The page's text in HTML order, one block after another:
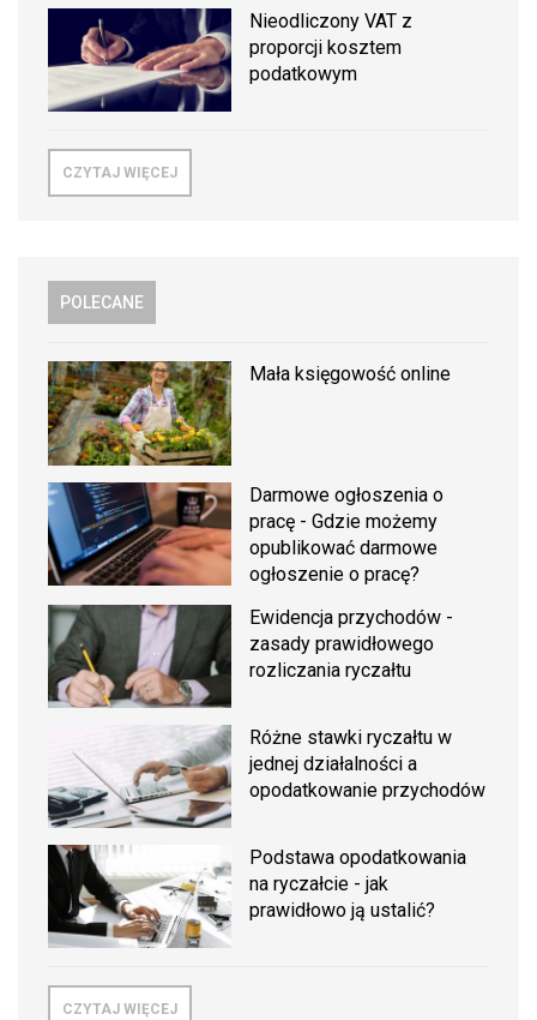
Nieodliczony VAT z
proporcji kosztem
podatkowym
CZYTAJ WIĘCEJ
POLECANE
Mała księgowość online
Darmowe ogłoszenia o
pracę - Gdzie możemy
opublikować darmowe
ogłoszenie o pracę?
Ewidencja przychodów -
zasady prawidłowego
rozliczania ryczałtu
Różne stawki ryczałtu w
jednej działalności a
opodatkowanie przychodów
Podstawa opodatkowania
na ryczałcie - jak
prawidłowo ją ustalić?
CZYTAJ WIĘCEJ